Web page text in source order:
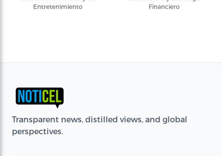
Entretenimiento
Financiero
Transparent news, distilled views, and global
perspectives.